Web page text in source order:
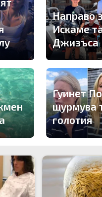
Направо
Искаме
Джизъса
Гуинет
щурмува
голотия